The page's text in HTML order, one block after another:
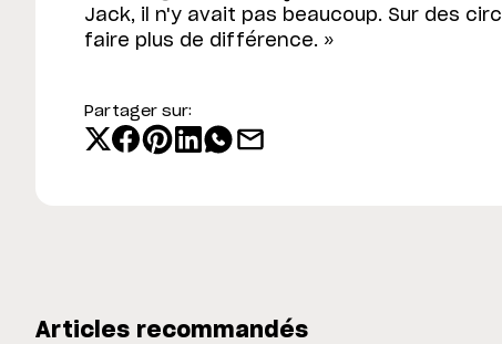
Jack, il n'y avait pas beaucoup. Sur des
faire plus de différence. »
Partager sur:
Articles recommandés